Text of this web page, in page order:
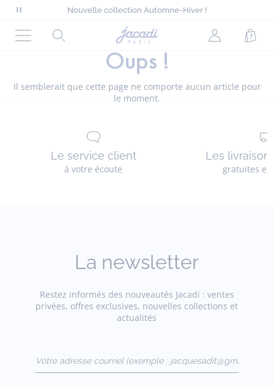
Mettre
en
pause
des
Nouvelle collection Automne-Hiver !
Livraison offerte à domicile dès 90€*
Tout à -50% sur l'été*
Rechercher
Page
d'accueil
Jacadi
Mon
connecté)
Oups !
Il semblerait que cette page ne comporte aucun article pour
le moment.
Le service client
à votre écoute
Les
gratuites
La newsletter
Restez informés des nouveautés Jacadi : ventes
privées, offres exclusives, nouvelles collections et
actualités
(exemple :
jacquesadit@gmail.com)